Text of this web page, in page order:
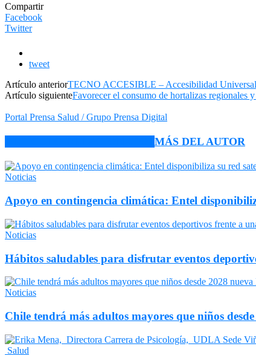
Compartir
Facebook
Twitter
tweet
Artículo anteriorTECNO ACCESIBLE – Accesibilidad
Artículo siguienteFavorecer el consumo de hortalizas regionales
Portal Prensa Salud / Grupo Prensa Digital
MÁS DEL AUTOR
Noticias
Apoyo en contingencia climática: Entel
Noticias
Hábitos saludables para disfrutar eventos
Noticias
Chile tendrá más adultos mayores que niños
Salud